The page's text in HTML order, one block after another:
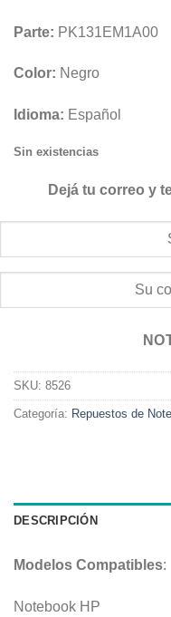
Parte: PK131EM1A00
Color: Negro
Idioma: Español
Sin existencias
Dejá tu correo y
SKU: 8526
Categoría: Repuestos de
DESCRIPCIÓN
Modelos Compatibles:
Notebook HP